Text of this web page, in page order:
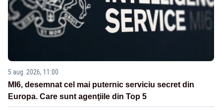
5 aug. 2026, 11:00
MI6, desemnat cel mai puternic serviciu secret din
Europa. Care sunt agenţiile din Top 5